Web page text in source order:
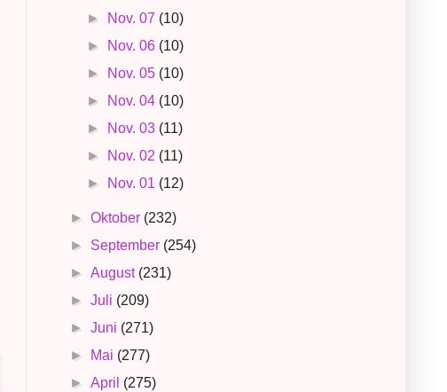
► Nov. 07 (10)
► Nov. 06 (10)
► Nov. 05 (10)
► Nov. 04 (10)
► Nov. 03 (11)
► Nov. 02 (11)
► Nov. 01 (12)
►Oktober (232)
► September (254)
►August (231)
►Juli (209)
►Juni (271)
►
Mai (277)
►April (275)